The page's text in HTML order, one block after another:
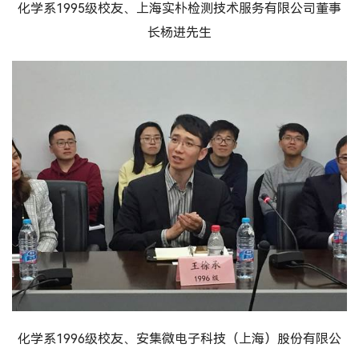
化学系1995级校友、上海实朴检测技术服务有限公司董事
长杨进先生
化学系1996级校友、安集微电子科技（上海）股份有限公